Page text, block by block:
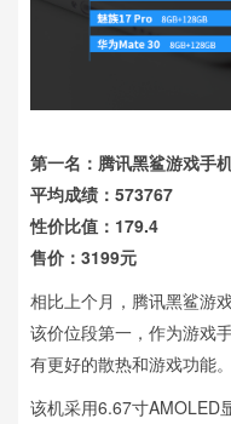
第一名：腾讯黑鲨游戏手
平均成绩：573767
性价比值：179.4
售价：3199元
相比上个月，腾讯黑鲨游
该价位段第一，作为游戏
有更好的散热和游戏功能。
该机采用6.67寸AMOLED